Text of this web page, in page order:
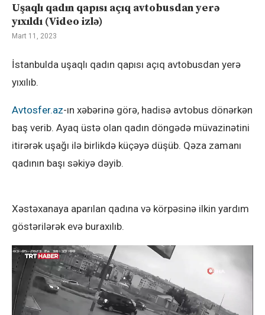
Uşaqlı qadın qapısı açıq avtobusdan yerə
yıxıldı (Video izlə)
Mart 11, 2023
İstanbulda uşaqlı qadın qapısı açıq avtobusdan yerə
yıxılıb.
Avtosfer.az-ın xəbərinə görə, hadisə avtobus dönərkən
baş verib. Ayaq üstə olan qadın döngədə müvazinətini
itirərək uşağı ilə birlikdə küçəyə düşüb. Qəza zamanı
qadının başı səkiyə dəyib.
Xəstəxanaya aparılan qadına və körpəsinə ilkin yardım
göstərilərək evə buraxılıb.